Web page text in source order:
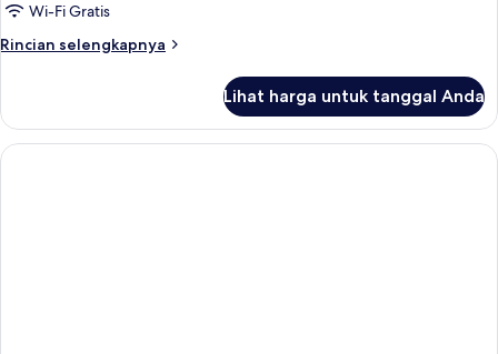
Wi-Fi Gratis
Rincian selengkapnya
Rincian
Executive
Triple
Room
Lihat harga untuk tanggal Anda